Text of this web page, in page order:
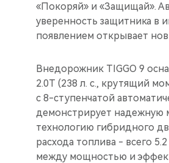
«Покоряй» и «Защищай».
уверенность защитника в
появлением открывает
Внедорожник TIGGO 9
2.0T (238 л. с., крутящий
с 8-ступенчатой
демонстрирует надежную
технологию гибридного
расхода топлива - всего
между мощностью и